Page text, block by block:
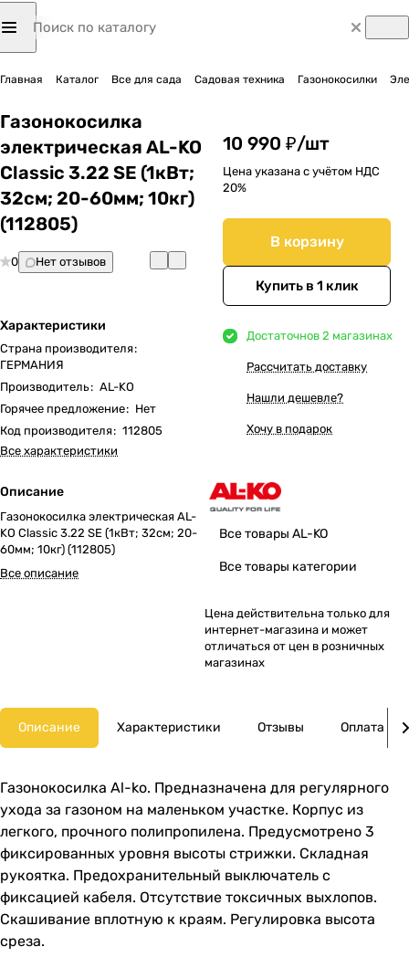
Главная Каталог Все для сада Садовая техника Газонокосилки
Газонокосилка
электрическая AL-KO
Classic 3.22 SE (1кВт;
32cм; 20-60мм; 10кг)
(112805)
0 Нет отзывов
Характеристики
Страна производителя:
ГЕРМАНИЯ
Производитель: AL-KO
Горячее предложение: Нет
Код производителя: 112805
Все характеристики
Описание
Газонокосилка электрическая AL-
KO Classic 3.22 SE (1кВт; 32cм; 20-
60мм; 10кг) (112805)
Все описание
10 990 ₽/шт
Цена указана с учётом НДС
20%
В корзину
Купить в 1 клик
Достаточнов 2 магазинах
Рассчитать доставку
Нашли дешевле?
Хочу в подарок
Все товары AL-KO
Все товары категории
Цена действительна только для
интернет-магазина и может
отличаться от цен в розничных
магазинах
Описание Характеристики Отзывы Оплата
Газонокосилка Al-ko. Предназначена для регулярного
ухода за газоном на маленьком участке. Корпус из
легкого, прочного полипропилена. Предусмотрено 3
фиксированных уровня высоты стрижки. Складная
рукоятка. Предохранительный выключатель с
фиксацией кабеля. Отсутствие токсичных выхлопов.
Скашивание вплотную к краям. Регулировка высота
среза.